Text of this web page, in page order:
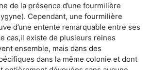
de la présence d’une fourmilière
Cependant, une fourmilière
d’une entente remarquable entre ses
cas,il existe de plusieurs reines
ensemble, mais dans des
dans la même colonie et dont